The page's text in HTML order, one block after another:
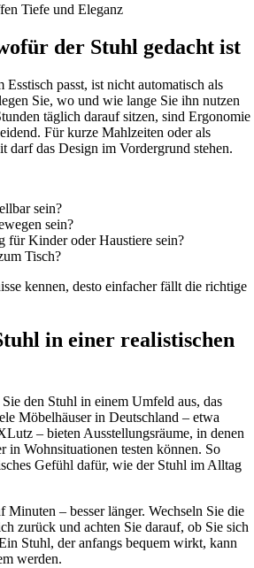
Tiefe und Eleganz
der Stuhl gedacht ist
passt, ist nicht automatisch als
Sie, wo und wie lange Sie ihn nutzen
täglich darauf sitzen, sind Ergonomie
Für kurze Mahlzeiten oder als
darf das Design im Vordergrund stehen.
sein?
sein?
für Kinder oder Haustiere sein?
Tisch?
kennen, desto einfacher fällt die richtige
in einer realistischen
den Stuhl in einem Umfeld aus, das
Möbelhäuser in Deutschland – etwa
– bieten Ausstellungsräume, in denen
in Wohnsituationen testen können. So
Gefühl dafür, wie der Stuhl im Alltag
Minuten – besser länger. Wechseln Sie die
zurück und achten Sie darauf, ob Sie sich
Stuhl, der anfangs bequem wirkt, kann
werden.